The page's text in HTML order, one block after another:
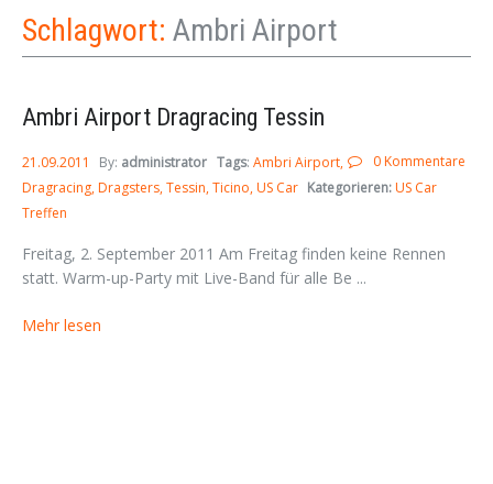
Schlagwort: Ambri Airport
Ambri Airport Dragracing Tessin
0 Kommentare
21.09.2011 By: administrator Tags: Ambri Airport
Dragracing Dragsters Tessin Ticino US Car Kategorieren:US Car
Treffen
Freitag, 2. September 2011 Am Freitag finden keine Rennen
statt. Warm-up-Party mit Live-Band für alle Be ...
Mehr lesen